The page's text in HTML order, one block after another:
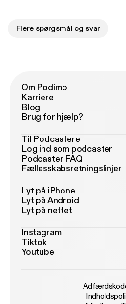
Flere spørgsmål og svar
Om Podimo
Karriere
Blog
Brug for hjælp?
Til Podcastere
Log ind som podcaster
Podcaster FAQ
Fællesskabsretningslinjer
Lyt på iPhone
Lyt på Android
Lyt på nettet
Instagram
Tiktok
Youtube